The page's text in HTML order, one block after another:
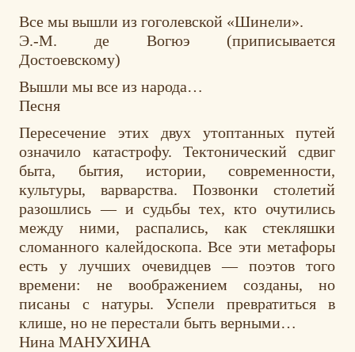
Все мы вышли из гоголевской «Шинели».
Э.-М. де Вогюэ (приписывается
Достоевскому)
Вышли мы все из народа…
Песня
Пересечение этих двух утоптанных путей
означило катастрофу. Тектонический сдвиг
быта, бытия, истории, современности,
культуры, варварства. Позвонки столетий
разошлись — и судьбы тех, кто очутились
между ними, распались, как стекляшки
сломанного калейдоскопа. Все эти метафоры
есть у лучших очевидцев — поэтов того
времени: не воображением созданы, но
писаны с натуры. Успели превратиться в
клише, но не перестали быть верными…
Нина МАНУХИНА